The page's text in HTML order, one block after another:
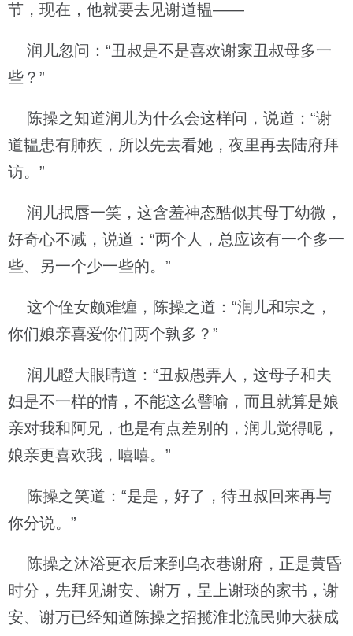
节，现在，他就要去见谢道韫——
润儿忽问：“丑叔是不是喜欢谢家丑叔母多一
些？”
陈操之知道润儿为什么会这样问，说道：“谢
道韫患有肺疾，所以先去看她，夜里再去陆府拜
访。”
润儿抿唇一笑，这含羞神态酷似其母丁幼微，
好奇心不减，说道：“两个人，总应该有一个多一
些、另一个少一些的。”
这个侄女颇难缠，陈操之道：“润儿和宗之，
你们娘亲喜爱你们两个孰多？”
润儿瞪大眼睛道：“丑叔愚弄人，这母子和夫
妇是不一样的情，不能这么譬喻，而且就算是娘
亲对我和阿兄，也是有点差别的，润儿觉得呢，
娘亲更喜欢我，嘻嘻。”
陈操之笑道：“是是，好了，待丑叔回来再与
你分说。”
陈操之沐浴更衣后来到乌衣巷谢府，正是黄昏
时分，先拜见谢安、谢万，呈上谢琰的家书，谢
安、谢万已经知道陈操之招揽淮北流民帅大获成